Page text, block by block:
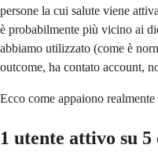
persone la cui salute viene
è probabilmente più vicino ai
abbiamo utilizzato (come è
outcome, ha contato account,
Ecco come appaiono realmente
1 utente attivo su